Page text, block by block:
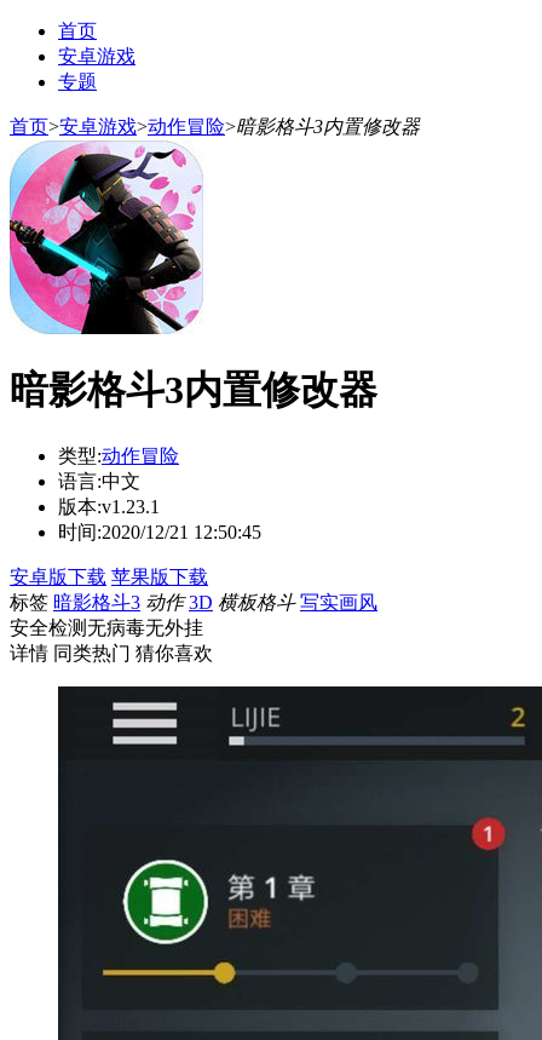
首页
安卓游戏
专题
首页>安卓游戏>动作冒险>暗影格斗3内置修改器
暗影格斗3内置修改器
类型:动作冒险
语言:中文
版本:v1.23.1
时间:2020/12/21 12:50:45
安卓版下载 苹果版下载
标签 暗影格斗3 动作 3D 横板格斗 写实画风
安全检测无病毒无外挂
详情 同类热门 猜你喜欢